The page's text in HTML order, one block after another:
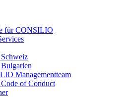
für CONSILIO
Managementteam
of Conduct